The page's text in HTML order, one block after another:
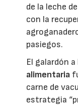
de la leche
con la
pasiegos.
El galardón a
alimentaria
carne de
estrategia